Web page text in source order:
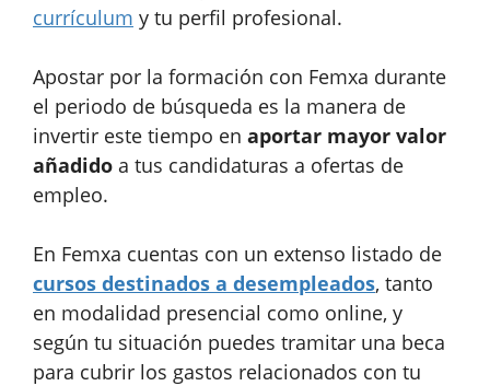
currículum y tu perfil profesional.
Apostar por la formación con Femxa durante
el periodo de búsqueda es la manera de
invertir este tiempo en aportar mayor valor
añadido a tus candidaturas a ofertas de
empleo.
En Femxa cuentas con un extenso listado de
cursos destinados a desempleados, tanto
en modalidad presencial como online, y
según tu situación puedes tramitar una beca
para cubrir los gastos relacionados con tu